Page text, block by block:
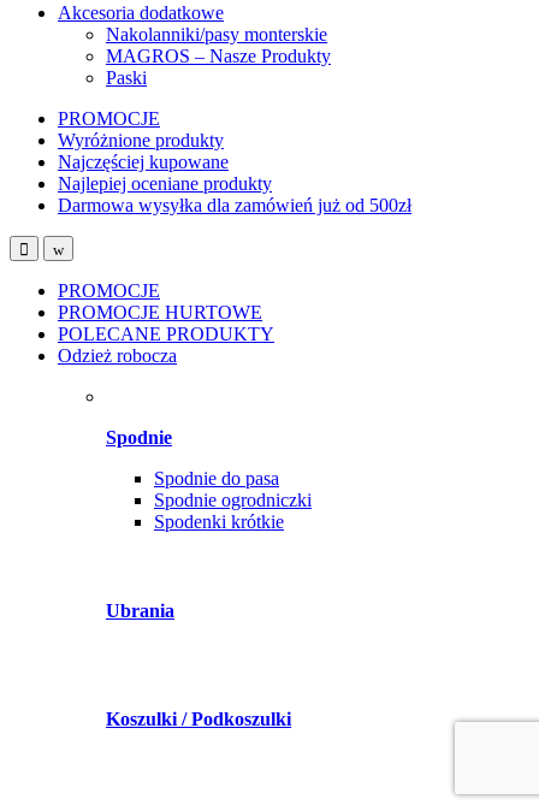
Akcesoria dodatkowe
Nakolanniki/pasy monterskie
MAGROS – Nasze Produkty
Paski
PROMOCJE
Wyróżnione produkty
Najczęściej kupowane
Najlepiej oceniane produkty
Darmowa wysyłka dla zamówień już od 500zł
PROMOCJE
PROMOCJE HURTOWE
POLECANE PRODUKTY
Odzież robocza
Spodnie
Spodnie do pasa
Spodnie ogrodniczki
Spodenki krótkie
Ubrania
Koszulki / Podkoszulki